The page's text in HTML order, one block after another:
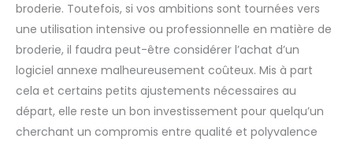
broderie. Toutefois, si vos ambitions sont tournées vers
une utilisation intensive ou professionnelle en matière de
broderie, il faudra peut-être considérer l’achat d’un
logiciel annexe malheureusement coûteux. Mis à part
cela et certains petits ajustements nécessaires au
départ, elle reste un bon investissement pour quelqu’un
cherchant un compromis entre qualité et polyvalence